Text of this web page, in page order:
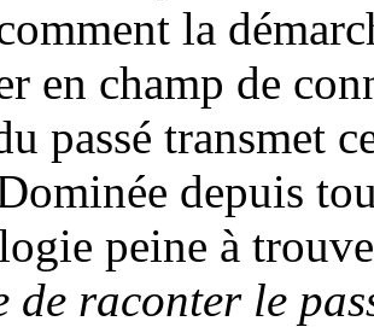
la
en champ de
passé transmet
depuis
peine à
de raconter le